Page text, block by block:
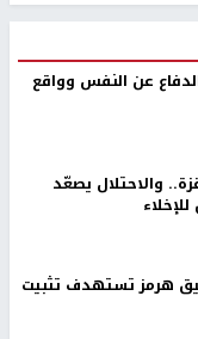
عن النفس وواقع
والاحتلال يصعّد
هرمز تستهدف تثبيت